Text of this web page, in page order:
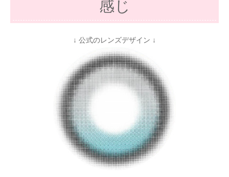
感じ
↓ 公式のレンズデザイン ↓